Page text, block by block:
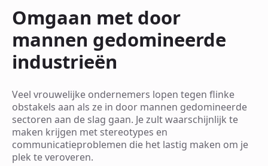
Omgaan met door
mannen gedomineerde
industrieën
Veel vrouwelijke ondernemers lopen tegen flinke
obstakels aan als ze in door mannen gedomineerde
sectoren aan de slag gaan. Je zult waarschijnlijk te
maken krijgen met stereotypes en
communicatieproblemen die het lastig maken om je
plek te veroveren.